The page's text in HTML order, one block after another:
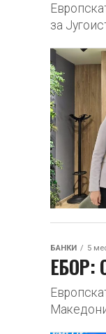
за
БАНКИ 5
ЕБОР: